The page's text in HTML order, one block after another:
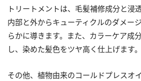
トリートメントは、毛髪補修成分と浸
内部と外からキューティクルのダメー
らかに導きます。また、カラーケア成
し、染めた髪色をツヤ高く仕上げます。
その他、植物由来のコールドプレスオ